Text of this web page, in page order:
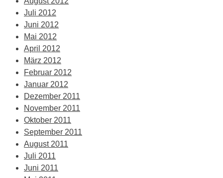
Juli 2012
Juni 2012
Mai 2012
April 2012
März 2012
Februar 2012
Januar 2012
Dezember 2011
November 2011
Oktober 2011
September 2011
August 2011
Juli 2011
Juni 2011